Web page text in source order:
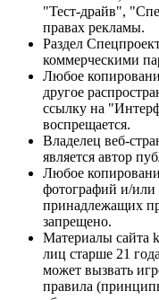
"Тест-драйв",
правах рекламы.
Раздел
коммерческими
Любое
другое
ссылку на
воспрещается.
Владелец веб-
является автор
Любое
фотографий и/или
принадлежащих
запрещено.
Материалы сайта
лиц старше 21
может вызвать
правила